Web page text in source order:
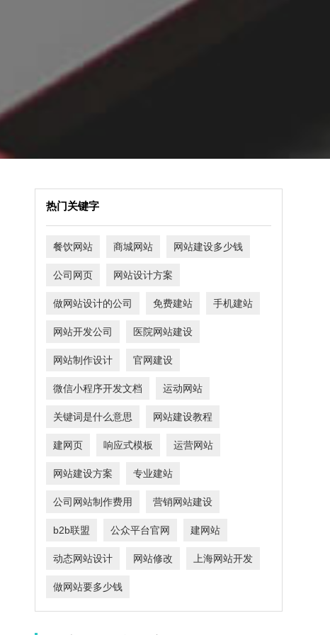
热门关键字
餐饮网站 商城网站 网站建设多少钱
公司网页 网站设计方案
做网站设计的公司 免费建站 手机建站
网站开发公司 医院网站建设
网站制作设计 官网建设
微信小程序开发文档 运动网站
关键词是什么意思 网站建设教程
建网页 响应式模板 运营网站
网站建设方案 专业建站
公司网站制作费用 营销网站建设
b2b联盟 公众平台官网 建网站
动态网站设计 网站修改 上海网站开发
做网站要多少钱